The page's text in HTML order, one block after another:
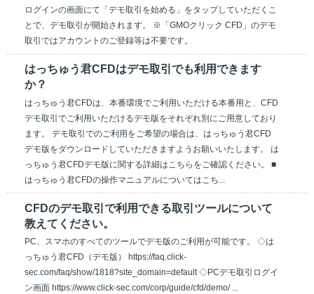
ログインの画面にて「デモ取引を始める」をタップしていただくこ
とで、デモ取引が開始されます。 ※「GMOクリック CFD」のデモ
取引ではアカウントのご登録等は不要です。
はっちゅう君CFDはデモ取引でも利用できます
か？
はっちゅう君CFDは、本番環境でご利用いただける本番用と、CFD
デモ取引でご利用いただけるデモ版をそれぞれ別にご用意しており
ます。 デモ取引でのご利用をご希望の場合は、はっちゅう君CFD
デモ版をダウンロードしていただきますようお願いいたします。 は
っちゅう君CFDデモ版に関する詳細はこちらをご確認ください。 ■
はっちゅう君CFDの操作マニュアルについてはこち...
CFDのデモ取引で利用できる取引ツールについて
教えてください。
PC、スマホのすべてのツールでデモ版のご利用が可能です。 ◇は
っちゅう君CFD（デモ版） https://faq.click-
sec.com/faq/show/1818?site_domain=default ◇PCデモ取引ログイ
ン画面 https://www.click-sec.com/corp/guide/cfd/demo/ ...